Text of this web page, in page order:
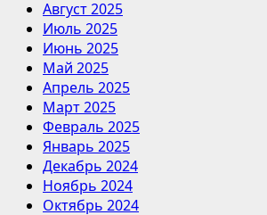
Август 2025
Июль 2025
Июнь 2025
Май 2025
Апрель 2025
Март 2025
Февраль 2025
Январь 2025
Декабрь 2024
Ноябрь 2024
Октябрь 2024